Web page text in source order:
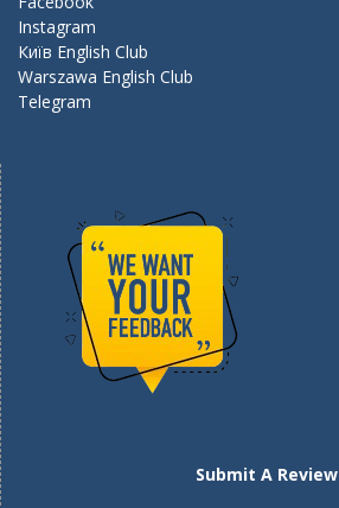
Instagram
Київ English Club
Warszawa English Club
Telegram
Submit A Review